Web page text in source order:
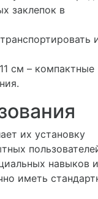
заклепок в
см – компактные
их установку
навыков
иметь